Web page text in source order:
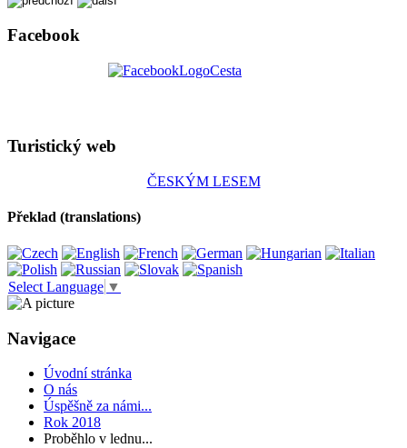
Facebook
Turistický web
ČESKÝM LESEM
Překlad (translations)
Select Language ▼
Navigace
Úvodní stránka
O nás
Úspěšně za námi...
Rok 2018
Proběhlo v lednu...